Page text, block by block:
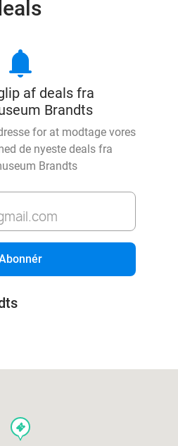
notifications
af deals fra
Brandts
for at modtage vores
de nyeste deals fra
Brandts
events